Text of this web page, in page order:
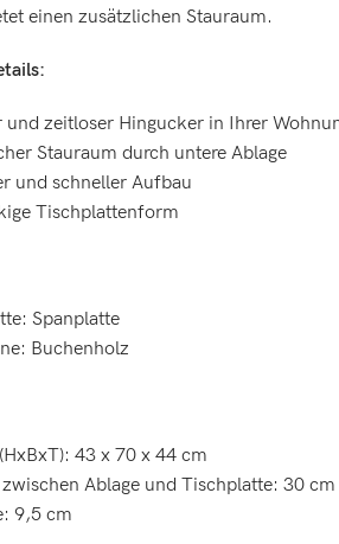
einen zusätzlichen Stauraum.
und zeitloser Hingucker in Ihrer
Stauraum durch untere Ablage
und schneller Aufbau
Tischplattenform
Spanplatte
Buchenholz
43 x 70 x 44 cm
zwischen Ablage und Tischplatte: 30 cm
9,5 cm